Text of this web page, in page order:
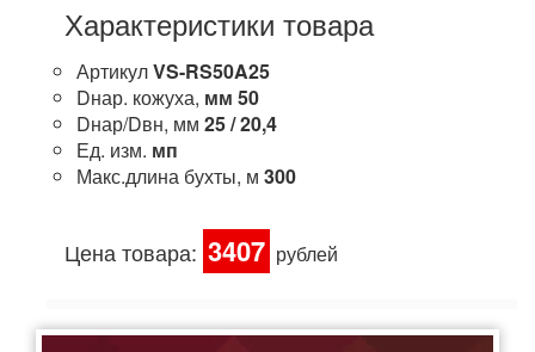
Характеристики товара
АртикулVS-RS50A25
Dнар. кожуха, мм 50
Dнар/Dвн, мм 25 / 20,4
Ед. изм. мп
Макс.длина бухты, м 300
Цена товара: 3407 рублей